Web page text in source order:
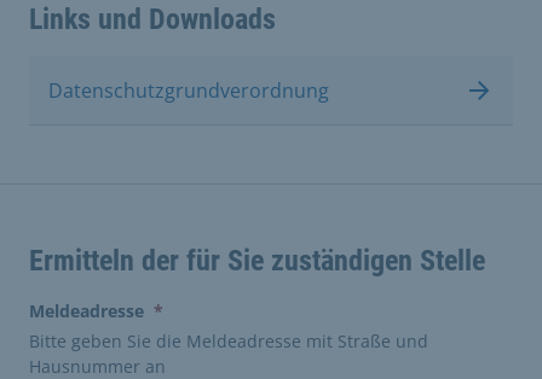
Links und Downloads
Datenschutzgrundverordnung
Ermitteln der für Sie zuständigen Stelle
Meldeadresse *
Bitte geben Sie die Meldeadresse mit Straße und
Hausnummer an